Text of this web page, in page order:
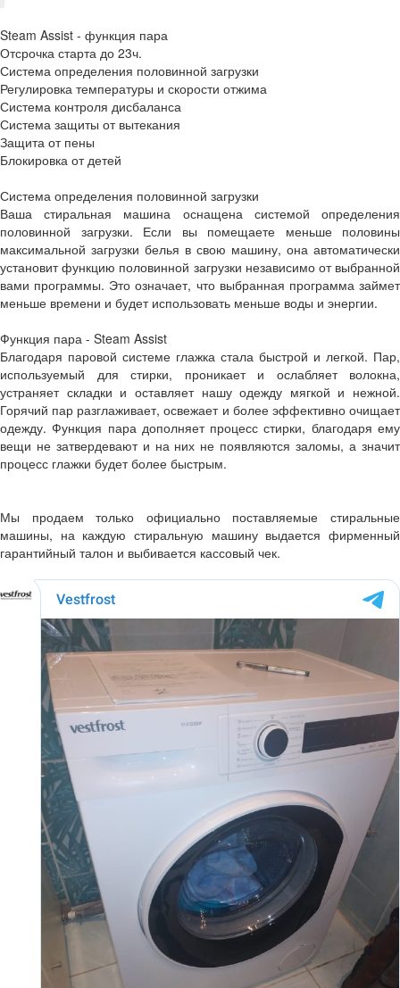
Steam Assist - функция пара
Отсрочка старта до 23ч.
Система определения половинной загрузки
Регулировка температуры и скорости отжима
Система контроля дисбаланса
Система защиты от вытекания
Защита от пены
Блокировка от детей
Система определения половинной загрузки
Ваша стиральная машина оснащена системой определения
половинной загрузки. Если вы помещаете меньше половины
максимальной загрузки белья в свою машину, она автоматически
установит функцию половинной загрузки независимо от выбранной
вами программы. Это означает, что выбранная программа займет
меньше времени и будет использовать меньше воды и энергии.
Функция пара - Steam Assist
Благодаря паровой системе глажка стала быстрой и легкой. Пар,
используемый для стирки, проникает и ослабляет волокна,
устраняет складки и оставляет нашу одежду мягкой и нежной.
Горячий пар разглаживает, освежает и более эффективно очищает
одежду. Функция пара дополняет процесс стирки, благодаря ему
вещи не затвердевают и на них не появляются заломы, а значит
процесс глажки будет более быстрым.
Мы продаем только официально поставляемые стиральные
машины, на каждую стиральную машину выдается фирменный
гарантийный талон и выбивается кассовый чек.